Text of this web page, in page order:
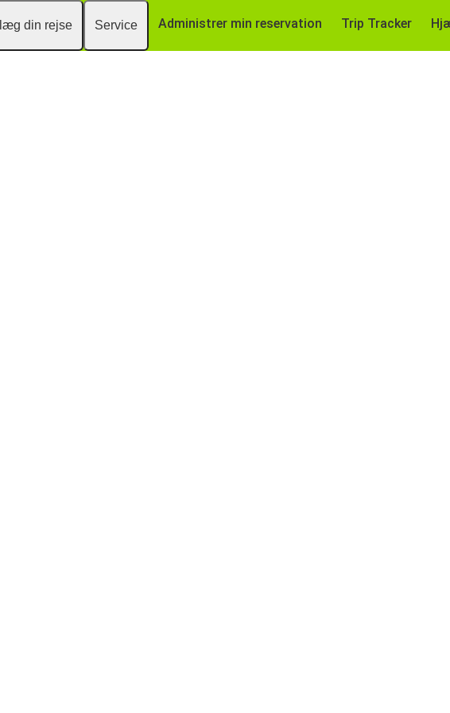
din rejse Service Administrer min reservation Trip Tracker